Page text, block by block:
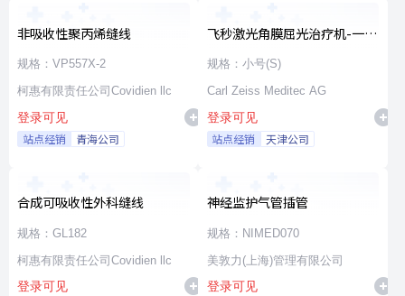
非吸收性聚丙烯缝线
规格：VP557X-2
柯惠有限责任公司Covidien llc
登录可见
站点经销 青海公司
飞秒激光角膜屈光治疗机-一次
性使用无菌治疗包
规格：小号(S)
Carl Zeiss Meditec AG
登录可见
站点经销 天津公司
合成可吸收性外科缝线
规格：GL182
柯惠有限责任公司Covidien llc
登录可见
神经监护气管插管
规格：NIMED070
美敦力(上海)管理有限公司
登录可见